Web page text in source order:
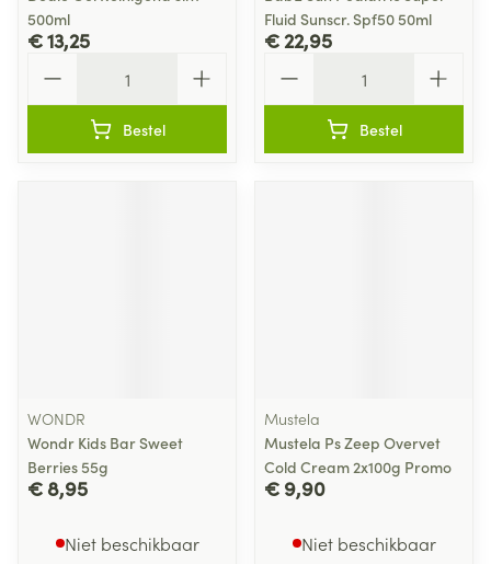
500ml
€ 13,25
Bestel
Fluid Sunscr. Spf50 50ml
€ 22,95
Bestel
WONDR
Wondr Kids Bar Sweet
Berries 55g
€ 8,95
Niet beschikbaar
Mustela
Mustela Ps Zeep Overvet
Cold Cream 2x100g Promo
€ 9,90
Niet beschikbaar